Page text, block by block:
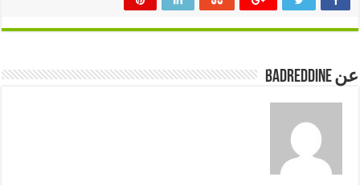
عن badreddine